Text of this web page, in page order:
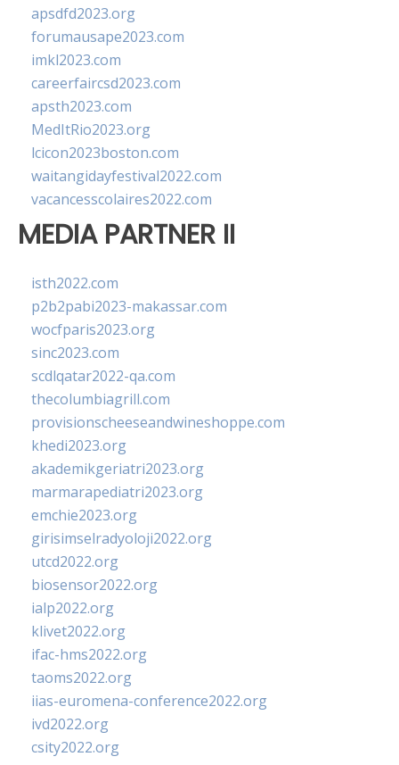
apsdfd2023.org
forumausape2023.com
imkl2023.com
careerfaircsd2023.com
apsth2023.com
MedItRio2023.org
lcicon2023boston.com
waitangidayfestival2022.com
vacancesscolaires2022.com
MEDIA PARTNER II
isth2022.com
p2b2pabi2023-makassar.com
wocfparis2023.org
sinc2023.com
scdlqatar2022-qa.com
thecolumbiagrill.com
provisionscheeseandwineshoppe.com
khedi2023.org
akademikgeriatri2023.org
marmarapediatri2023.org
emchie2023.org
girisimselradyoloji2022.org
utcd2022.org
biosensor2022.org
ialp2022.org
klivet2022.org
ifac-hms2022.org
taoms2022.org
iias-euromena-conference2022.org
ivd2022.org
csity2022.org